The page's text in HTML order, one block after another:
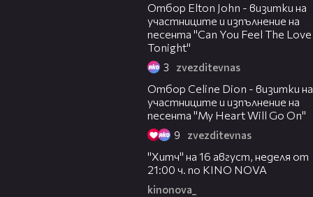
Отбор Elton John - визитки на
участниците и изпълнение на
песента "Can You Feel The Love
Tonight"
3 zvezditevnas
Отбор Celine Dion - визитки на
участниците и изпълнение на
песента "My Heart Will Go On"
9 zvezditevnas
"Хитч" на 16 август, неделя от
21:00 ч. по KINO NOVA
kinonova_